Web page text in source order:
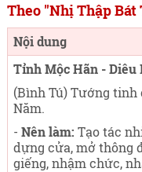
Theo "Nhị Thập Bát
Nội dung
Tỉnh Mộc Hãn - Diêu
(Bình Tú) Tướng
Năm.
- Nên làm: Tạo tác
dựng cửa, mở thông
giếng, nhậm chức,